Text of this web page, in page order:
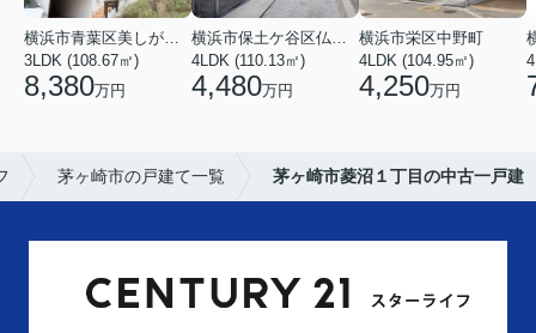
3LDK (108.67㎡)
8,380万円
4LDK (110.13㎡)
4,480万円
横浜市栄区中野町
4LDK (104.95㎡)
4,250万円
茅ヶ崎市の戸建て一覧 茅ヶ崎市菱沼１丁目の中古一戸建